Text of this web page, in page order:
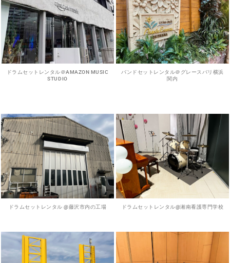
ドラムセットレンタル＠AMAZON MUSIC
STUDIO
バンドセットレンタル＠グレースバリ横浜
関内
ドラムセットレンタル @藤沢市内の工場 ドラムセットレンタル@湘南看護専門学校